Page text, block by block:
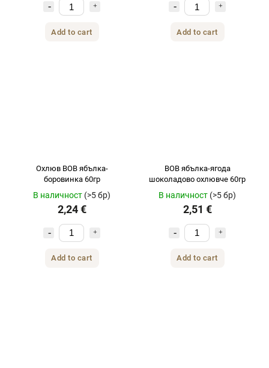
Add to cart Add to cart
Охлюв BOB ябълка-
боровинка 60гр
В наличност (>5 бр)
2,24 €
Add to cart
BOB ябълка-ягода
шоколадово охлювче 60гр
В наличност (>5 бр)
2,51 €
Add to cart